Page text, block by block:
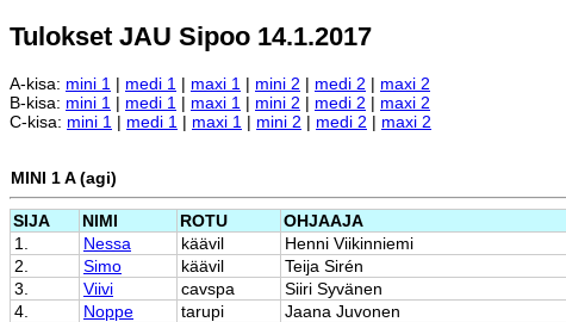
Tulokset JAU Sipoo 14.1.2017
A-kisa: mini 1 | medi 1 | maxi 1 | mini 2 | medi 2 | maxi 2
B-kisa: mini 1 | medi 1 | maxi 1 | mini 2 | medi 2 | maxi 2
C-kisa: mini 1 | medi 1 | maxi 1 | mini 2 | medi 2 | maxi 2
MINI 1 A (agi)
SIJA NIMI ROTU OHJAAJA
1.
Nessa käävil Henni Viikinniemi
2.
Simo käävil Teija Sirén
3.
Viivi cavspa Siiri Syvänen
4.
Noppe tarupi Jaana Juvonen